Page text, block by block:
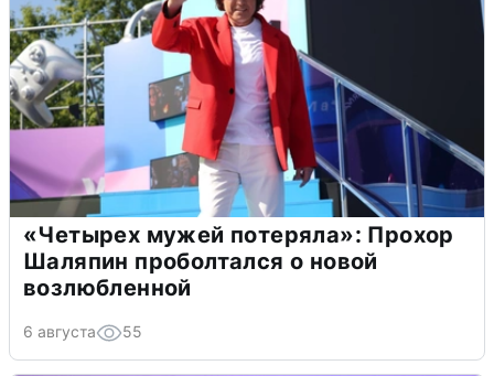
«Четырех мужей потеряла»: Прохор
Шаляпин проболтался о новой
возлюбленной
6 августа 55